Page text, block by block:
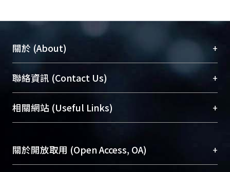
關於 (About) +
臺大位居世界頂尖大學之列，為永久珍藏及向國際
展現本校豐碩的研究成果及學術能量，圖書館整合
機構典藏（NTUR）與學術庫（AH）不同功能平
台，成為臺大學術典藏NTU scholars。期能整合研
成果。
To permanently archive and promote researcher
聯絡資訊 (Contact Us) +
總館學科館員(Main Library)
醫學圖書館學科館員(Medical Library)
Sciences Library)
相關網站 (Useful Links) +
關於開放取用 (Open Access, OA) +